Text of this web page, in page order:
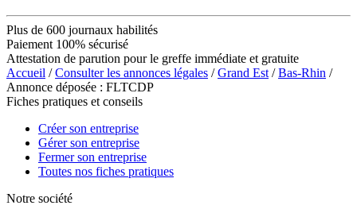
Plus de 600 journaux habilités
Paiement 100% sécurisé
Attestation de parution pour le greffe immédiate et gratuite
Accueil /Consulter les annonces légales /Grand Est /Bas-Rhin /
Annonce déposée : FLTCDP
Fiches pratiques et conseils
Créer son entreprise
Gérer son entreprise
Fermer son entreprise
Toutes nos fiches pratiques
Notre société